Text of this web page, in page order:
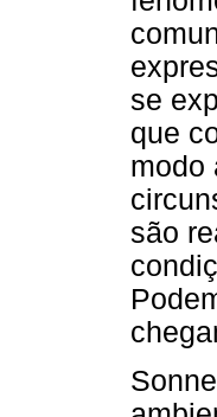
se
que
modo
são